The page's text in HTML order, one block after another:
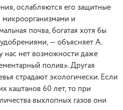
ослабляются его защитные
и
почва, богатая хотя бы
— объясняет А.
нас нет возможности даже
полив». Другая
страдают экологически. Если
каштанов 60 лет, то при
выхлопных газов они